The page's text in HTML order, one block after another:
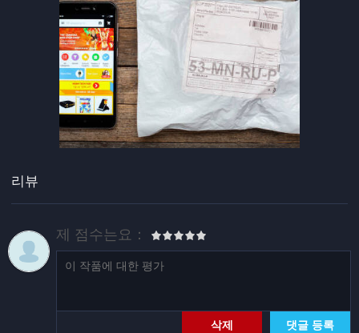
리뷰
제 점수는요：
삭제 댓글 등록